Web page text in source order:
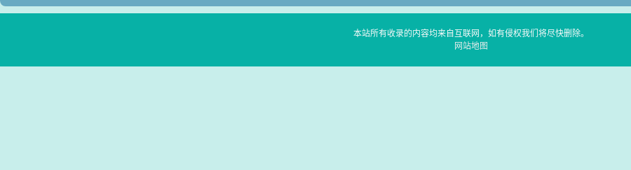
本站所有收录的内容均来自互联网，如有侵权我们将尽快删除。
网站地图